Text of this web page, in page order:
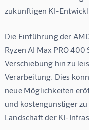
zukünftigen KI-
Die Einführung der
Ryzen AI Max PRO
Verschiebung hin zu
Verarbeitung. Dies
neue Möglichkeiten
und kostengünstiger
Landschaft der KI-